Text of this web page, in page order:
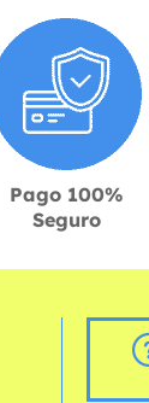
Pago 100%
Seguro